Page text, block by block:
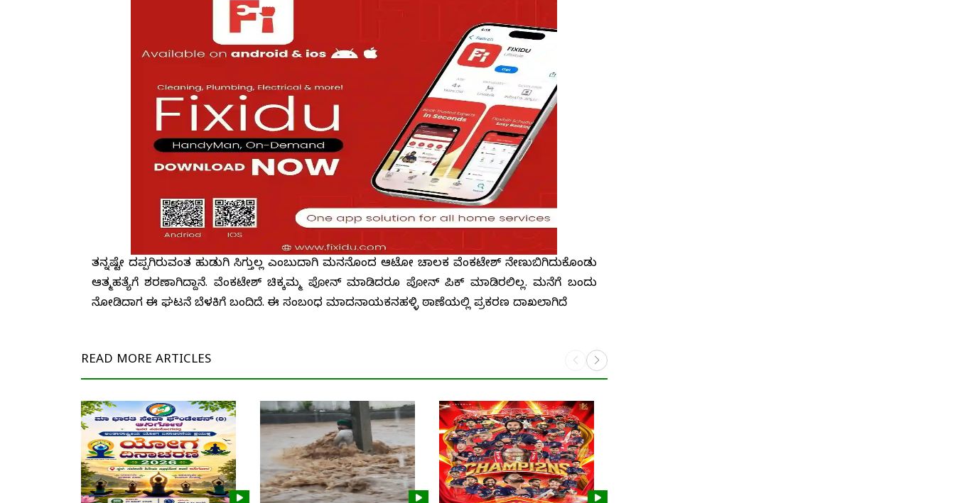
ತನ್ನಷ್ಟೇ ದಪ್ಪಗಿರುವಂತ ಹುಡುಗಿ ಸಿಗುತ್ತಿಲ್ಲ ಎಂಬುದಾಗಿ ಮನನೊಂದ ಆಟೋ ಚಾಲಕ ವೆಂಕಟೇಶ್ ನೇಣುಬಿಗಿದುಕೊಂಡು
ಆತ್ಮಹತ್ಯೆಗೆ ಶರಣಾಗಿದ್ದಾನೆ. ವೆಂಕಟೇಶ್ ಚಿಕ್ಕಮ್ಮ ಪೋನ್ ಮಾಡಿದರೂ ಪೋನ್ ಪಿಕ್ ಮಾಡಿರಲಿಲ್ಲ. ಮನೆಗೆ ಬಂದು
ನೋಡಿದಾಗ ಈ ಘಟನೆ ಬೆಳಕಿಗೆ ಬಂದಿದೆ. ಈ ಸಂಬoಧ ಮಾದನಾಯಕನಹಳ್ಳಿ ಠಾಣೆಯಲ್ಲಿ ಪ್ರಕರಣ ದಾಖಲಾಗಿದೆ
READ MORE ARTICLES